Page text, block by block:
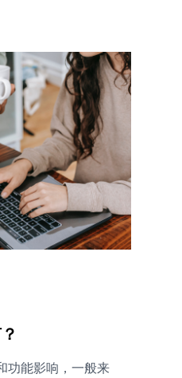
功能影响，一般来